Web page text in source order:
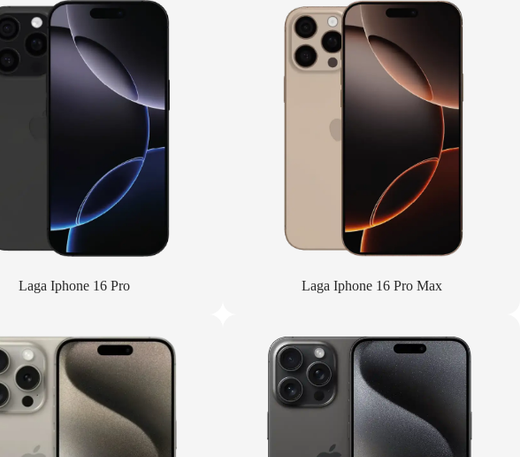
Laga Iphone 16 Pro Laga Iphone 16 Pro Max